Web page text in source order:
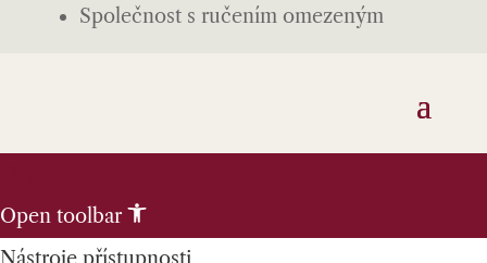
Společnost s ručením omezeným
Open toolbar